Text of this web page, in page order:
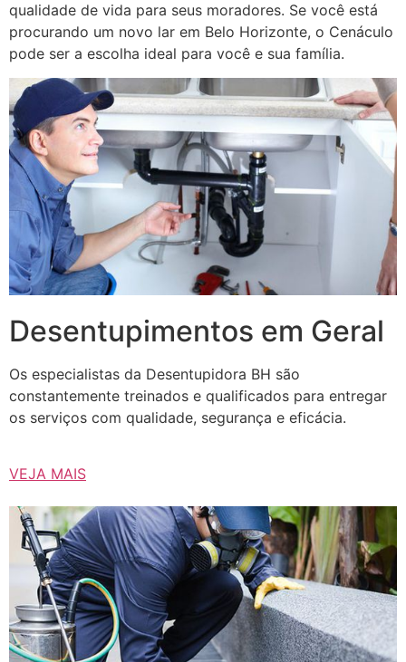
qualidade de vida para seus moradores. Se você está
procurando um novo lar em Belo Horizonte, o Cenáculo
pode ser a escolha ideal para você e sua família.
Desentupimentos em Geral
Os especialistas da Desentupidora BH são
constantemente treinados e qualificados para entregar
os serviços com qualidade, segurança e eficácia.
VEJA MAIS